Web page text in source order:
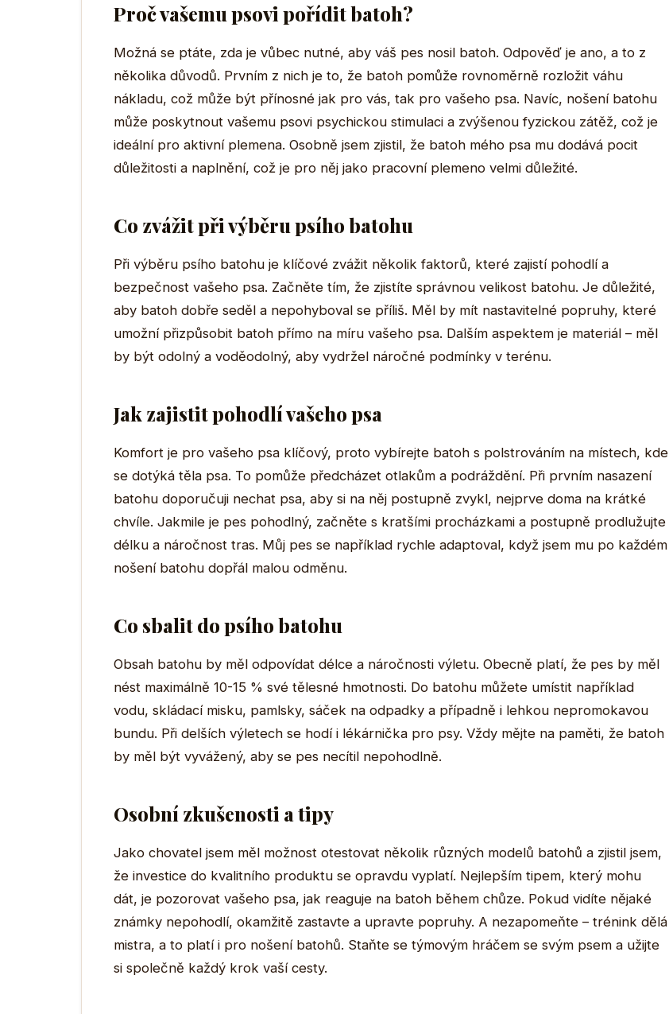
Proč vašemu psovi pořídit batoh?
Možná se ptáte, zda je vůbec nutné, aby váš pes nosil batoh. Odpověď je ano, a to z
několika důvodů. Prvním z nich je to, že batoh pomůže rovnoměrně rozložit váhu
nákladu, což může být přínosné jak pro vás, tak pro vašeho psa. Navíc, nošení batohu
může poskytnout vašemu psovi psychickou stimulaci a zvýšenou fyzickou zátěž, což je
ideální pro aktivní plemena. Osobně jsem zjistil, že batoh mého psa mu dodává pocit
důležitosti a naplnění, což je pro něj jako pracovní plemeno velmi důležité.
Co zvážit při výběru psího batohu
Při výběru psího batohu je klíčové zvážit několik faktorů, které zajistí pohodlí a
bezpečnost vašeho psa. Začněte tím, že zjistíte správnou velikost batohu. Je důležité,
aby batoh dobře seděl a nepohyboval se příliš. Měl by mít nastavitelné popruhy, které
umožní přizpůsobit batoh přímo na míru vašeho psa. Dalším aspektem je materiál – měl
by být odolný a voděodolný, aby vydržel náročné podmínky v terénu.
Jak zajistit pohodlí vašeho psa
Komfort je pro vašeho psa klíčový, proto vybírejte batoh s polstrováním na místech, kde
se dotýká těla psa. To pomůže předcházet otlakům a podráždění. Při prvním nasazení
batohu doporučuji nechat psa, aby si na něj postupně zvykl, nejprve doma na krátké
chvíle. Jakmile je pes pohodlný, začněte s kratšími procházkami a postupně prodlužujte
délku a náročnost tras. Můj pes se například rychle adaptoval, když jsem mu po každém
nošení batohu dopřál malou odměnu.
Co sbalit do psího batohu
Obsah batohu by měl odpovídat délce a náročnosti výletu. Obecně platí, že pes by měl
nést maximálně 10-15 % své tělesné hmotnosti. Do batohu můžete umístit například
vodu, skládací misku, pamlsky, sáček na odpadky a případně i lehkou nepromokavou
bundu. Při delších výletech se hodí i lékárnička pro psy. Vždy mějte na paměti, že batoh
by měl být vyvážený, aby se pes necítil nepohodlně.
Osobní zkušenosti a tipy
Jako chovatel jsem měl možnost otestovat několik různých modelů batohů a zjistil jsem,
že investice do kvalitního produktu se opravdu vyplatí. Nejlepším tipem, který mohu
dát, je pozorovat vašeho psa, jak reaguje na batoh během chůze. Pokud vidíte nějaké
známky nepohodlí, okamžitě zastavte a upravte popruhy. A nezapomeňte – trénink dělá
mistra, a to platí i pro nošení batohů. Staňte se týmovým hráčem se svým psem a užijte
si společně každý krok vaší cesty.